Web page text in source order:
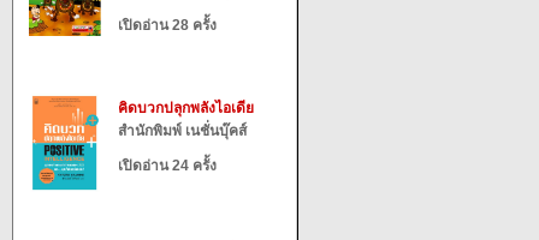
เปิดอ่าน 28 ครั้ง
คิดบวกปลุกพลังไอเดีย
สำนักพิมพ์ เนชั่นบุ๊คส์
เปิดอ่าน 24 ครั้ง